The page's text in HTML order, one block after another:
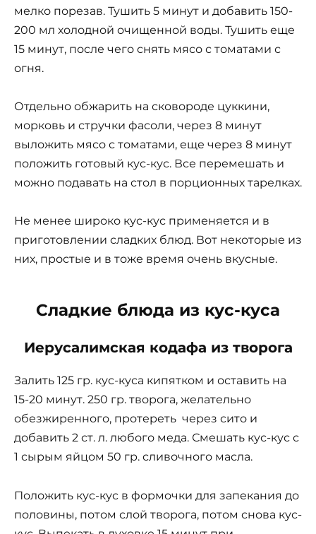
мелко порезав. Тушить 5 минут и добавить 150-
200 мл холодной очищенной воды. Тушить еще
15 минут, после чего снять мясо с томатами с
огня.
Отдельно обжарить на сковороде цуккини,
морковь и стручки фасоли, через 8 минут
выложить мясо с томатами, еще через 8 минут
положить готовый кус-кус. Все перемешать и
можно подавать на стол в порционных тарелках.
Не менее широко кус-кус применяется и в
приготовлении сладких блюд. Вот некоторые из
них, простые и в тоже время очень вкусные.
Сладкие блюда из кус-куса
Иерусалимская кодафа из творога
Залить 125 гр. кус-куса кипятком и оставить на
15-20 минут. 250 гр. творога, желательно
обезжиренного, протереть через сито и
добавить 2 ст. л. любого меда. Смешать кус-кус с
1 сырым яйцом 50 гр. сливочного масла.
Положить кус-кус в формочки для запекания до
половины, потом слой творога, потом снова кус-